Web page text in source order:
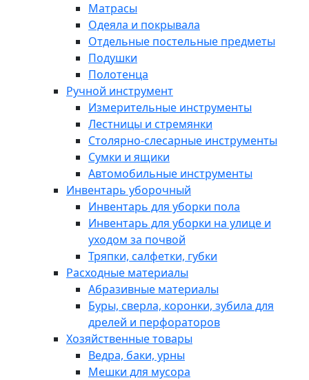
Матрасы
Одеяла и покрывала
Отдельные постельные предметы
Подушки
Полотенца
Ручной инструмент
Измерительные инструменты
Лестницы и стремянки
Столярно-слесарные инструменты
Сумки и ящики
Автомобильные инструменты
Инвентарь уборочный
Инвентарь для уборки пола
Инвентарь для уборки на улице и
уходом за почвой
Тряпки, салфетки, губки
Расходные материалы
Абразивные материалы
Буры, сверла, коронки, зубила для
дрелей и перфораторов
Хозяйственные товары
Ведра, баки, урны
Мешки для мусора